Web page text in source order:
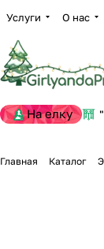
Услуги О нас
На елку
Главная Каталог